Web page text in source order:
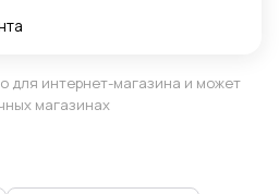
для интернет-магазина и может
магазинах